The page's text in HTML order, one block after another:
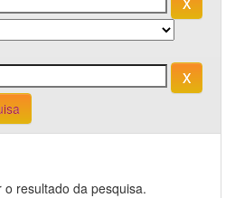
resultado da pesquisa.